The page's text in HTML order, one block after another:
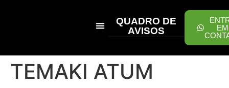
QUADRO DE
AVISOS
EM
TEMAKI ATUM